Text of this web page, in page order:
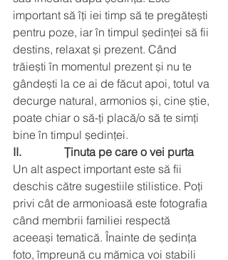
important să îți iei timp să te pregătești
pentru poze, iar în timpul ședinței să fii
destins, relaxat și prezent. Când
trăiești în momentul prezent și nu te
gândești la ce ai de făcut apoi, totul va
decurge natural, armonios și, cine știe,
poate chiar o să-ți placă/o să te simți
bine în timpul ședinței.
II.               Ținuta pe care o vei purta
Un alt aspect important este să fii
deschis către sugestiile stilistice. Poți
privi cât de armonioasă este fotografia
când membrii familiei respectă
aceeași tematică. Înainte de ședința
foto, împreună cu mămica voi stabili